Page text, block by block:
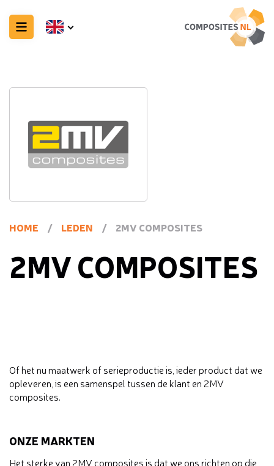
HOME / LEDEN / 2MV COMPOSITES
2MV COMPOSITES
Of het nu maatwerk of serieproductie is, ieder product dat we
opleveren, is een samenspel tussen de klant en 2MV
composites.
ONZE MARKTEN
Het sterke van 2MV composites is dat we ons richten op die